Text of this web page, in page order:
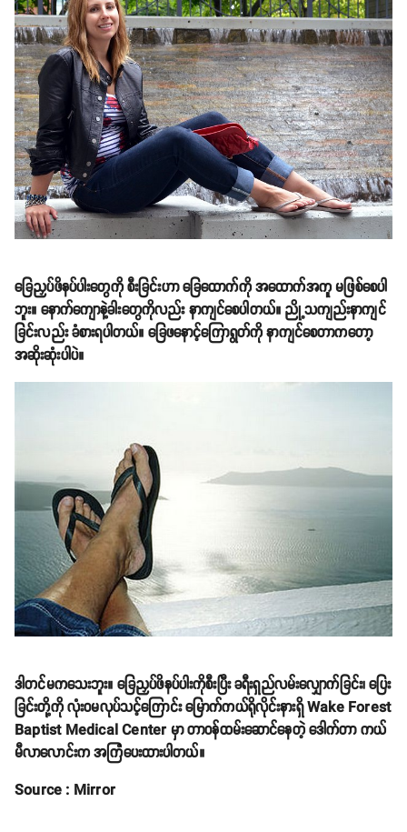
ခြေညှပ်ဖိနပ်ပါးတွေကို စီးခြင်းဟာ ခြေထောက်ကို အထောက်အကူ မဖြစ်စေပါ
ဘူး။ နောက်ကျောနဲ့ခါးတွေကိုလည်း နာကျင်စေပါတယ်။ ညို့သကျည်းနာကျင်
ခြင်းလည်း ခံစားရပါတယ်။ ခြေဖနောင့်ကြောရွတ်ကို နာကျင်စေတာကတော့
အဆိုးဆုံးပါပဲ။
ဒါတင်မကသေးဘူး။ ခြေညှပ်ဖိနပ်ပါးကိုစီးပြီး ခရီးရှည်လမ်းလျှောက်ခြင်း၊ ပြေး
ခြင်းတို့ကို လုံးဝမလုပ်သင့်ကြောင်း မြောက်ကယ်ရိုလိုင်းနားရှိ Wake Forest
Baptist Medical Center မှာ တာဝန်ထမ်းဆောင်နေတဲ့ ဒေါက်တာ ကယ်
မီလာလောင်းက အကြံပေးထားပါတယ်။
Source : Mirror